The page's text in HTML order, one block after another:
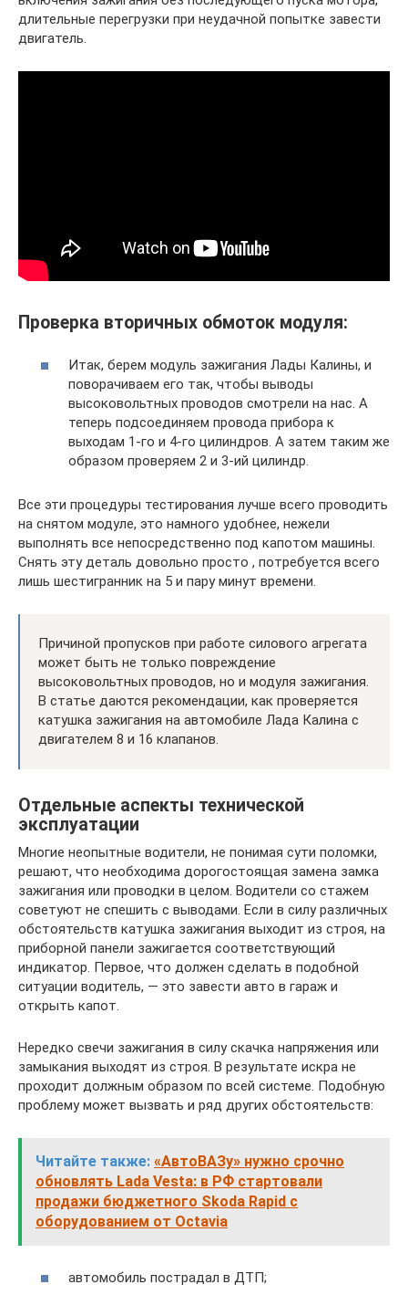
длительные перегрузки при неудачной попытке завести
двигатель.
Проверка вторичных обмоток модуля:
Итак, берем модуль зажигания Лады Калины, и
поворачиваем его так, чтобы выводы
высоковольтных проводов смотрели на нас. А
теперь подсоединяем провода прибора к
выходам 1-го и 4-го цилиндров. А затем таким же
образом проверяем 2 и 3-ий цилиндр.
Все эти процедуры тестирования лучше всего проводить
на снятом модуле, это намного удобнее, нежели
выполнять все непосредственно под капотом машины.
Снять эту деталь довольно просто , потребуется всего
лишь шестигранник на 5 и пару минут времени.
Причиной пропусков при работе силового агрегата
может быть не только повреждение
высоковольтных проводов, но и модуля зажигания.
В статье даются рекомендации, как проверяется
катушка зажигания на автомобиле Лада Калина с
двигателем 8 и 16 клапанов.
Отдельные аспекты технической
эксплуатации
Многие неопытные водители, не понимая сути поломки,
решают, что необходима дорогостоящая замена замка
зажигания или проводки в целом. Водители со стажем
советуют не спешить с выводами. Если в силу различных
обстоятельств катушка зажигания выходит из строя, на
приборной панели зажигается соответствующий
индикатор. Первое, что должен сделать в подобной
ситуации водитель, — это завести авто в гараж и
открыть капот.
Нередко свечи зажигания в силу скачка напряжения или
замыкания выходят из строя. В результате искра не
проходит должным образом по всей системе. Подобную
проблему может вызвать и ряд других обстоятельств:
Читайте также: «АвтоВАЗу» нужно срочно
обновлять Lada Vesta: в РФ стартовали
продажи бюджетного Skoda Rapid с
оборудованием от Octavia
автомобиль пострадал в ДТП;